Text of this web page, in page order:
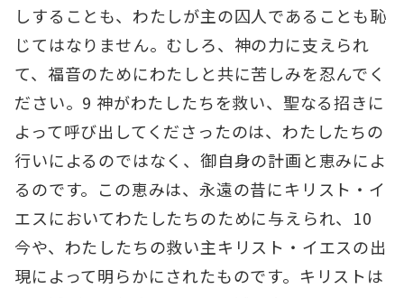
しすることも、わたしが主の囚人であることも恥
じてはなりません。むしろ、神の力に支えられ
て、福音のためにわたしと共に苦しみを忍んでく
ださい。9 神がわたしたちを救い、聖なる招きに
よって呼び出してくださったのは、わたしたちの
行いによるのではなく、御自身の計画と恵みによ
るのです。この恵みは、永遠の昔にキリスト・イ
エスにおいてわたしたちのために与えられ、10
今や、わたしたちの救い主キリスト・イエスの出
現によって明らかにされたものです。キリストは